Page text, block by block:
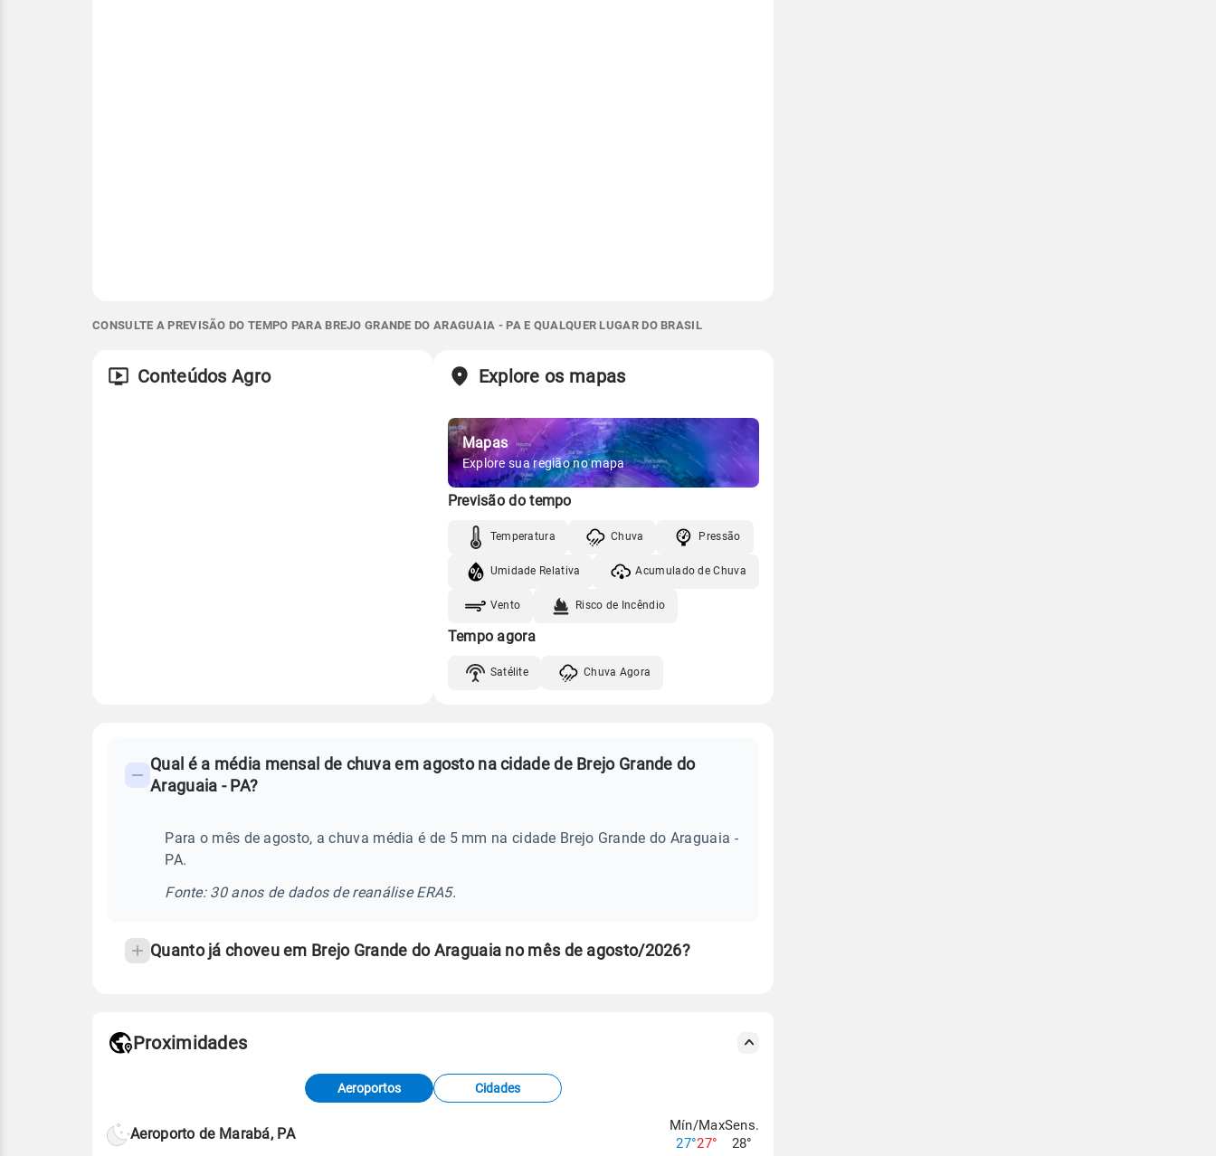
CONSULTE A PREVISÃO DO TEMPO PARA BREJO GRANDE DO ARAGUAIA - PA E QUALQUER LUGAR DO BRASIL
Conteúdos Agro Explore os mapas
Mapas
Explore sua região no mapa
Previsão do tempo
Temperatura Chuva Pressão
Umidade Relativa Acumulado de Chuva
Vento Risco de Incêndio
Tempo agora
Satélite Chuva Agora
Perguntas
Qual é a média mensal de chuva em agosto na cidade de Brejo Grande do
Araguaia - PA?
Para o mês de agosto, a chuva média é de 5 mm na cidade Brejo Grande do Araguaia -
PA.
Fonte: 30 anos de dados de reanálise ERA5.
Quanto já choveu em Brejo Grande do Araguaia no mês de agosto/2026?
de Tempo e Estudos Climáticos (CPTEC).
Proximidades
Aeroportos Cidades
Aeroporto de Marabá, PA
Mín/Max
27°27°
Sens.
28°